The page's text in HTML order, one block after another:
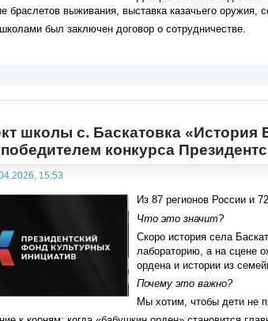
браслетов выживания, выставка казачьего оружия,
был заключен договор о сотрудничестве.
школы с. Баскатовка «История
конкурса
15:53
Из 87 регионов России и
Что это значит?
Скоро история села
лабораторию, а на сцене
ордена и истории из
Почему это важно?
Мы хотим, чтобы дети не